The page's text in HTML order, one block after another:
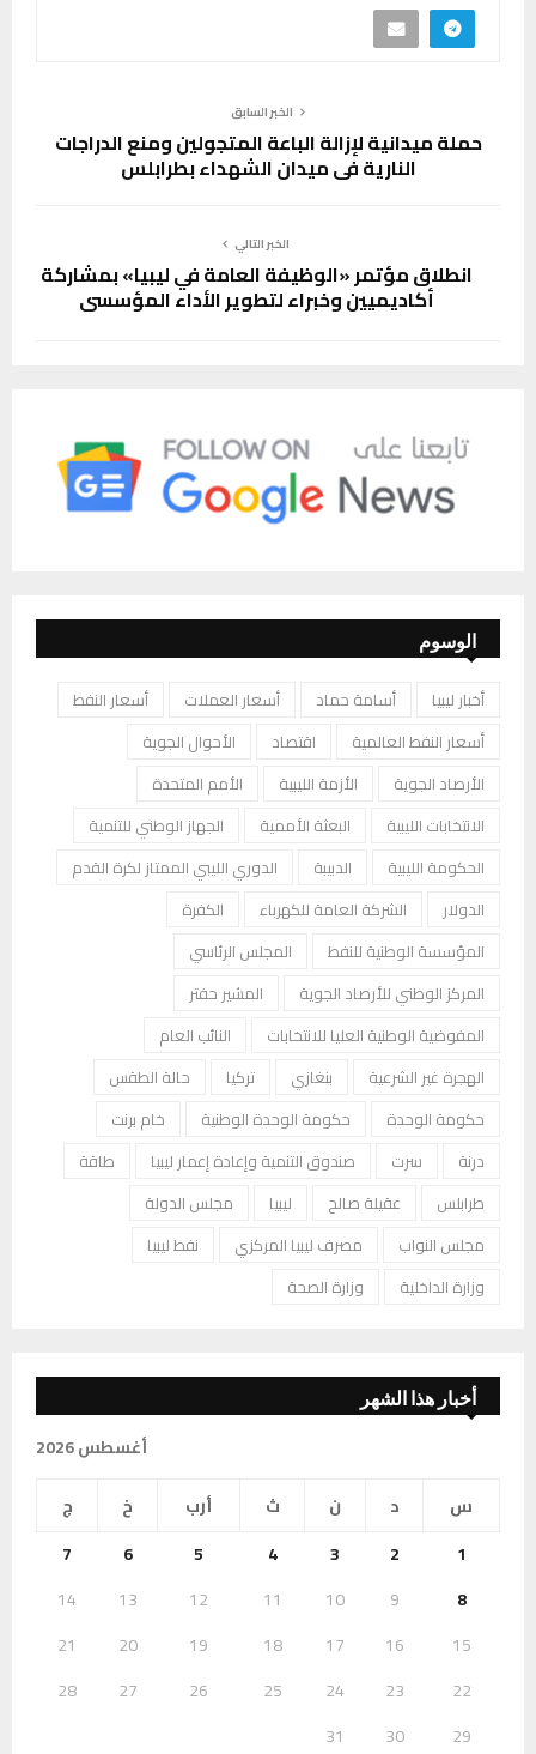
الخبر السابق
حملة ميدانية لإزالة الباعة المتجولين ومنع الدراجات
النارية في ميدان الشهداء بطرابلس
الخبر التالي
انطلاق مؤتمر «الوظيفة العامة في ليبيا» بمشاركة
أكاديميين وخبراء لتطوير الأداء المؤسسي
الوسوم
أخبار ليبيا أسامة حماد أسعار العملات
أسعار النفط
أسعار النفط العالمية
اقتصاد
الأحوال الجوية
الأرصاد الجوية
الأزمة الليبية
الأمم المتحدة
الانتخابات الليبية
البعثة الأممية
الجهاز الوطني للتنمية
الحكومة الليبية
الدبيبة
الدوري الليبي الممتاز لكرة القدم
الدولار
الشركة العامة للكهرباء
الكفرة
المؤسسة الوطنية للنفط
المجلس الرئاسي
المركز الوطني للأرصاد الجوية
المشير حفتر
المفوضية الوطنية العليا للانتخابات
النائب العام
الهجرة غير الشرعية
بنغازي تركيا
حالة الطقس
حكومة الوحدة
حكومة الوحدة الوطنية
خام برنت
درنة
سرت صندوق التنمية وإعادة إعمار ليبيا
طاقة
طرابلس
عقيلة صالح ليبيا
مجلس الدولة
مجلس النواب
مصرف ليبيا المركزي
نفط ليبيا
وزارة الداخلية
وزارة الصحة
أخبار هذا الشهر
أغسطس 2026
س
د ن ث أرب خ
ج
1
2
3
4
5
6
7
8
9
10
11
12
13
14
15
16
17
18
19
20
21
22
23
24
25
26
27
28
29
30
31